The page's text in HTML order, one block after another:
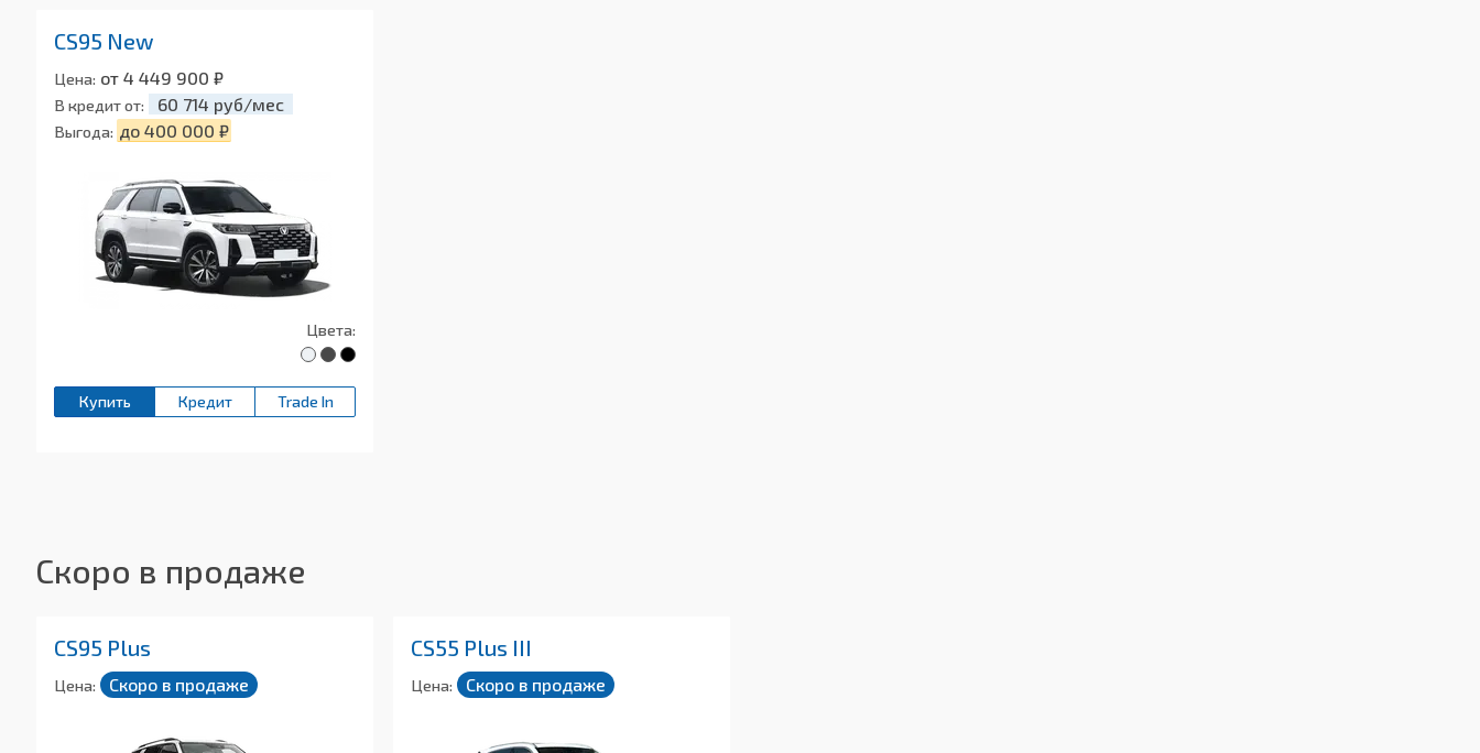
CS95 New
Цена: от 4 449 900 ₽
В кредит от: 60 714 руб/мес
Выгода: до 400 000 ₽
Цвета:
Купить Кредит Trade In
Скоро в продаже
CS95 Plus
Цена: Скоро в продаже
CS55 Plus III
Цена: Скоро в продаже